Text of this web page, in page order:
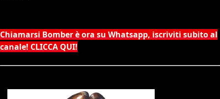
Chiamarsi Bomber è ora su Whatsapp, iscriviti subito al
canale! CLICCA QUI!